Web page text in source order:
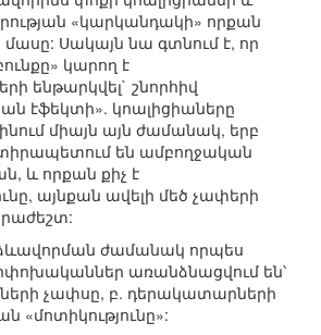
«կարկանդակի» որքան
Սակայն նա գտնում է, որ
կարող է
ենթարկվել` շնորհիվ
էֆեկտի». կոալիցիաները
միայն այն ժամանակ, երբ
են ամբողջական
և որքան քիչ է
այնքան ավելի մեծ չափերի
ժամանակ որպես
առանձնացվում են՝
չափսը, բ. դերակատարների
«մոտիկությունը»: